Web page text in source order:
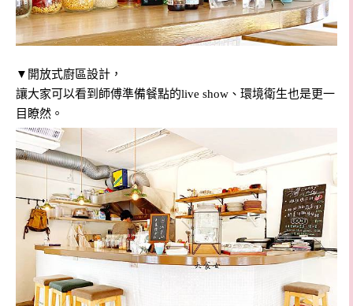
▼開放式廚區設計，
讓大家可以看到師傅準備餐點的live show、環境衛生也是更一
目瞭然。